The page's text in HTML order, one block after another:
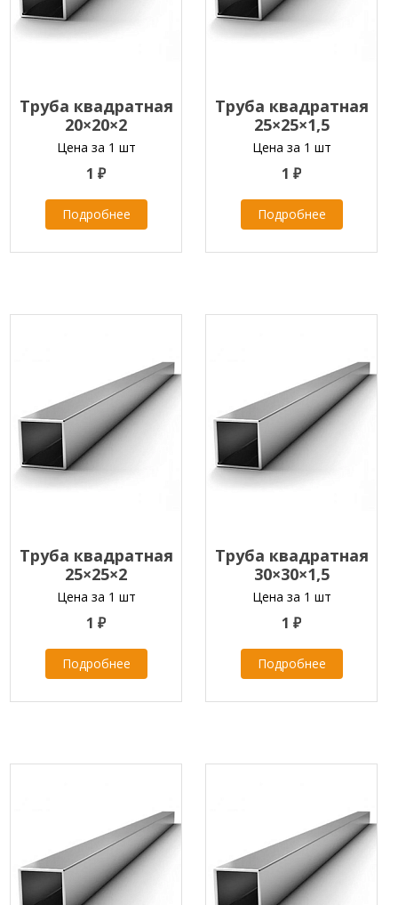
Труба квадратная
20×20×2
Цена за 1 шт
1 ₽
Подробнее
Труба квадратная
25×25×1,5
Цена за 1 шт
1 ₽
Подробнее
Труба квадратная
25×25×2
Цена за 1 шт
1 ₽
Подробнее
Труба квадратная
30×30×1,5
Цена за 1 шт
1 ₽
Подробнее